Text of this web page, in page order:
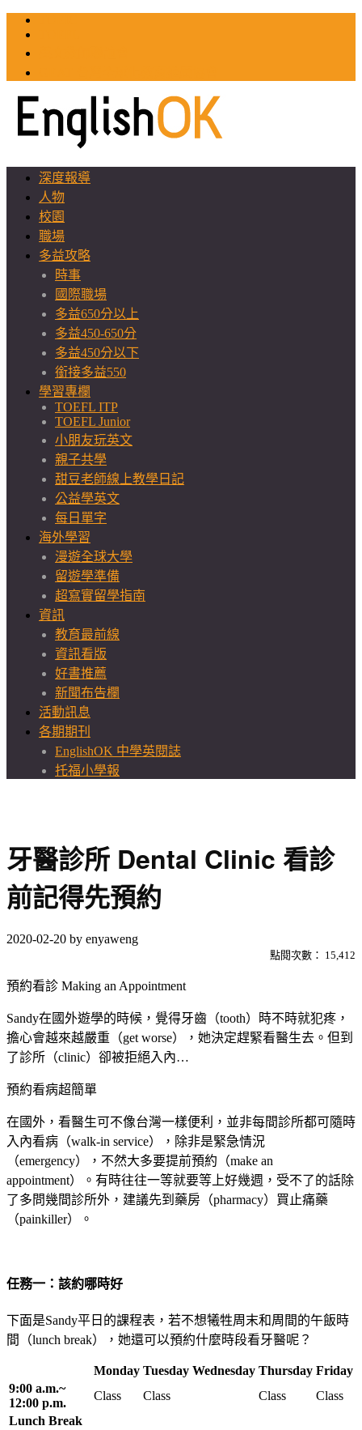
深度報導
人物
校園
職場
多益攻略
時事
國際職場
多益650分以上
多益450-650分
多益450分以下
銜接多益550
學習專欄
TOEFL ITP
TOEFL Junior
小朋友玩英文
親子共學
甜豆老師線上教學日記
公益學英文
每日單字
海外學習
漫遊全球大學
留遊學準備
超寫實留學指南
資訊
教育最前線
資訊看版
好書推薦
新聞布告欄
活動訊息
各期期刊
EnglishOK 中學英閱誌
托福小學報
牙醫診所 Dental Clinic 看診
前記得先預約
2020-02-20 by enyaweng
點閱次數： 15,412
預約看診 Making an Appointment
Sandy在國外遊學的時候，覺得牙齒（tooth）時不時就犯疼，
擔心會越來越嚴重（get worse），她決定趕緊看醫生去。但到
了診所（clinic）卻被拒絕入內…
預約看病超簡單
在國外，看醫生可不像台灣一樣便利，並非每間診所都可隨時
入內看病（walk-in service），除非是緊急情況
（emergency），不然大多要提前預約（make an
appointment）。有時往往一等就要等上好幾週，受不了的話除
了多問幾間診所外，建議先到藥房（pharmacy）買止痛藥
（painkiller）。
任務一：該約哪時好
下面是Sandy平日的課程表，若不想犧牲周末和周間的午飯時
間（lunch break），她還可以預約什麼時段看牙醫呢？
Monday Tuesday Wednesday Thursday Friday
9:00 a.m.~
12:00 p.m.
Class Class Class
Class
Lunch Break